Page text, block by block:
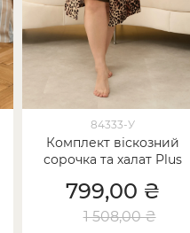
84333-У
Комплект віскозний
сорочка та халат Plus
799,00 ₴
1 508,00 ₴